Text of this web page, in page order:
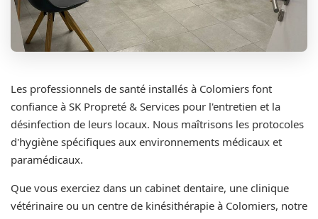
Les professionnels de santé installés à Colomiers font
confiance à SK Propreté & Services pour l'entretien et la
désinfection de leurs locaux. Nous maîtrisons les protocoles
d'hygiène spécifiques aux environnements médicaux et
paramédicaux.
Que vous exerciez dans un cabinet dentaire, une clinique
vétérinaire ou un centre de kinésithérapie à Colomiers, notre